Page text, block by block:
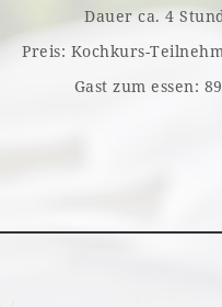
Dauer ca. 4
Preis: Kochkurs-
Gast zum essen: